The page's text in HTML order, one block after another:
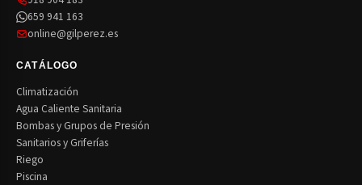
659 941 163
online@gilperez.es
CATÁLOGO
Climatización
Agua Caliente Sanitaria
Bombas y Grupos de Presión
Sanitarios y Griferías
Riego
Piscina